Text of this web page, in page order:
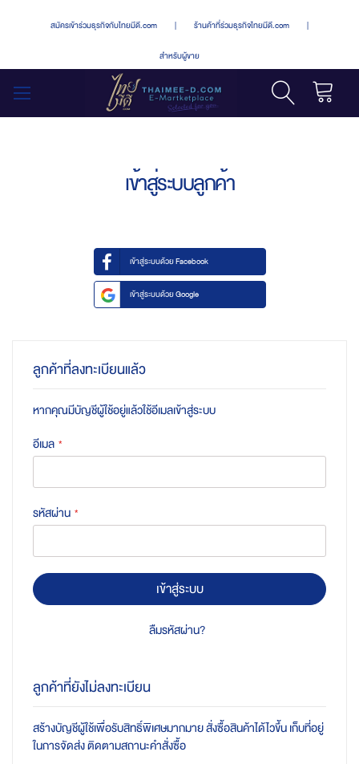
สมัครเข้าร่วมธุรกิจกับไทยมีดี.com | ร้านค้าที่ร่วมธุรกิจไทยมีดี.com |
สำหรับผู้ขาย
เข้าสู่ระบบลูกค้า
เข้าสู่ระบบด้วย Facebook
เข้าสู่ระบบด้วย Google
ลูกค้าที่ลงทะเบียนแล้ว
หากคุณมีบัญชีผู้ใช้อยู่แล้วใช้อีเมลเข้าสู่ระบบ
อีเมล
รหัสผ่าน
เข้าสู่ระบบ
ลืมรหัสผ่าน?
ลูกค้าที่ยังไม่ลงทะเบียน
สร้างบัญชีผู้ใช้เพื่อรับสิทธิ์พิเศษมากมาย สั่งซื้อสินค้าได้ไวขึ้น เก็บที่อยู่
ในการจัดส่ง ติดตามสถานะคำสั่งซื้อ